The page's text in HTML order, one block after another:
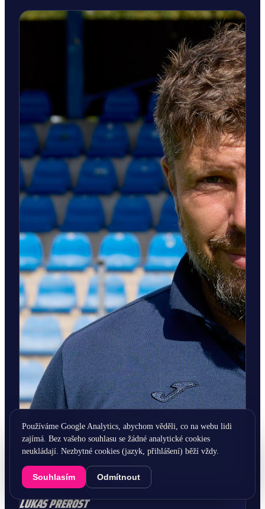
LUKÁŠPŘEROST
Používáme Google Analytics, abychom věděli, co na webu lidi
zajímá. Bez vašeho souhlasu se žádné analytické cookies
neukládají. Nezbytné cookies (jazyk, přihlášení) běží vždy.
Souhlasím Odmítnout